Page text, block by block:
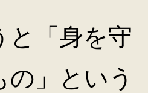
と「身を守
の」という